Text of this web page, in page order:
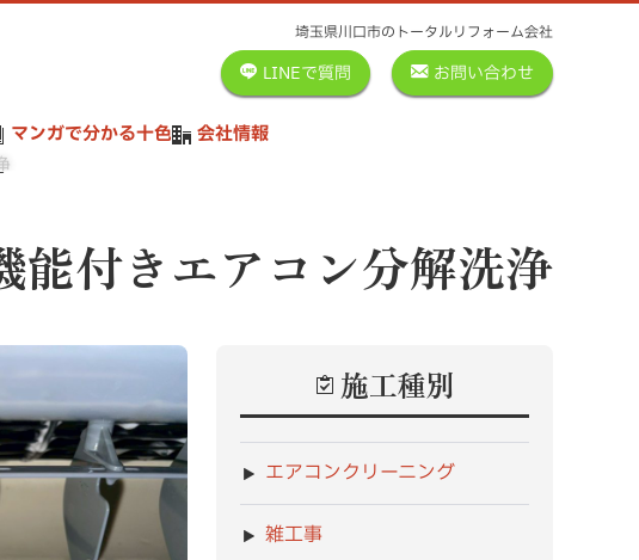
埼玉県川口市のトータルリフォーム会社
LINEで質問 お問い合わせ
マンガで分かる十色 会社情報
能付きエアコン分解洗浄
施工種別
エアコンクリーニング
雑工事